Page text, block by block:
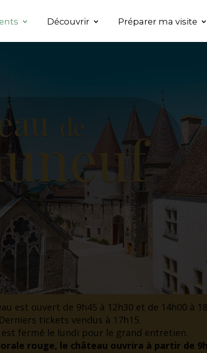
Découvrir Préparer ma visite
de
est ouvert de 9h45 à 12h30 et de 14h00 à
Derniers tickets vendus à 17h15.
est fermé le lundi pour le grand entretien.
rouge, le château ouvrira à partir de 9h